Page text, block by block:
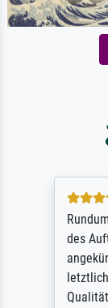
des